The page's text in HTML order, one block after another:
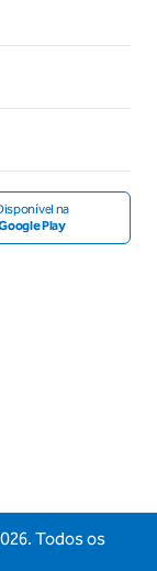
na
Play
. Todos os